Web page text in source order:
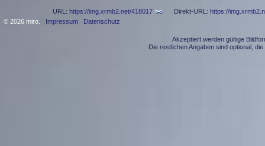
URL: https://img.xrmb2.net/418017 Direkt-URL: https://
© 2026 miro. Impressum Datenschutz
Akzeptiert werden gültige
Die restlichen Angaben sind optional,